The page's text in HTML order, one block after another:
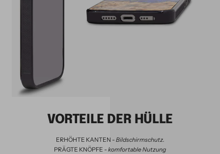
VORTEILE DER HÜLLE
ERHÖHTE KANTEN - Bildschirmschutz.
PRÄGTE KNÖPFE - komfortable Nutzung